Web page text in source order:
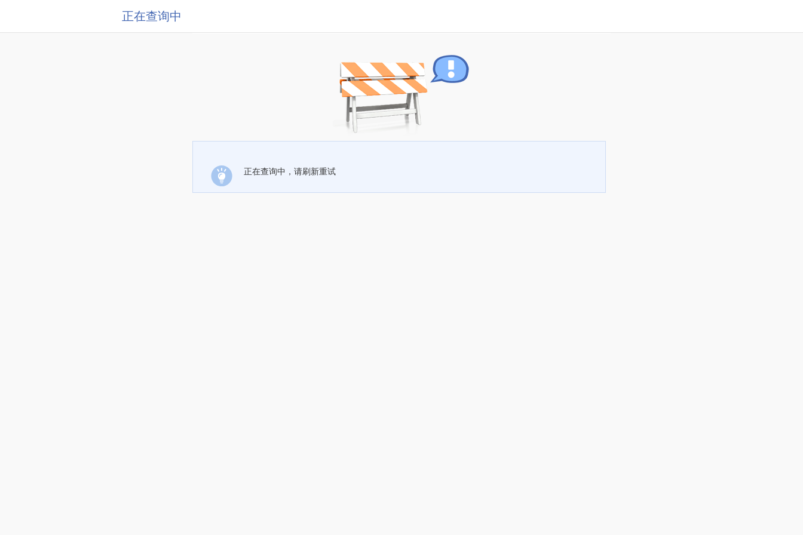
正在查询中
正在查询中，请刷新重试